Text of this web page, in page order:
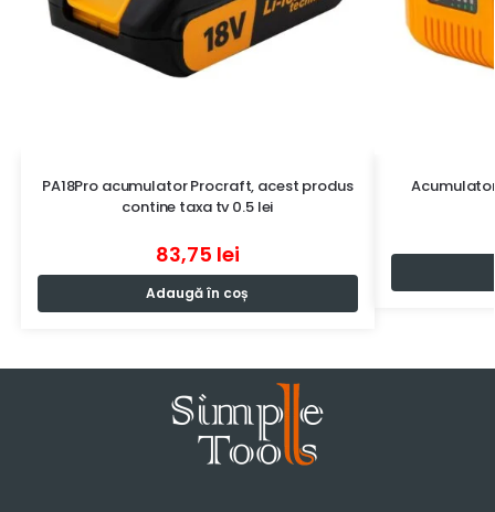
PA18Pro acumulator Procraft, acest produs
contine taxa tv 0.5 lei
83,75 lei
Adaugă în coș
Acumulator